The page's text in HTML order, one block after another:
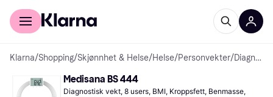
For kunder
Klarna/Shopping/Skjønnhet & Helse/Helse/Personvekter/ Diagnostiske vekter
Medisana BS 444
Diagnostisk vekt, 8 users, BMI, Kroppsfett, Benmasse,